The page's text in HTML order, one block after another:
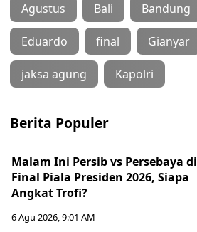
Agustus Bali Bandung
Eduardo final Gianyar
jaksa agung Kapolri
Berita Populer
Malam Ini Persib vs Persebaya di
Final Piala Presiden 2026, Siapa
Angkat Trofi?
6 Agu 2026, 9:01 AM